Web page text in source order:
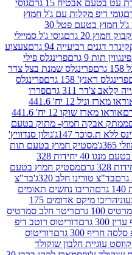
15 גרם
גוסי
עם ג'ל חמוץ
גומי דיפ מקלות עם ג'ל חמוץ בטעם פטל 30
גוסי ג'ל סמיילי
94 גרם
צעצוע
פרינגלס פילי
שמנת בצל צדר
גרם
פרינגלס
פררו
אוראו מארז וניל 12 יח' 441.6
אוראו מארז שוקו 12 יח' 441.6
חמוץ- מתוק בטעם
גולון סנדוויץ'
חמוץ בטעם תות
מסטיק חמוץ בטעם מנגו 40 יחידות 328
מסטיק חמוץ בטעם
חלב 320ג'
בד"צ
נחשים תאומים
הריבו מיקס אדומים 175
ריטר חלב סמרטיס
דוריטוס רוטב דיפ
דוריטוס
חלבון שוקולד